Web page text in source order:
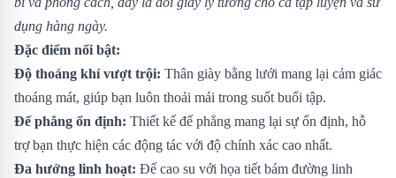
dụng hàng ngày.
Đặc điểm nổi bật:
Độ thoáng khí vượt trội: Thân giày bằng lưới mang lại cảm giác
thoáng mát, giúp bạn luôn thoải mái trong suốt buổi tập.
Đế phẳng ổn định: Thiết kế đế phẳng mang lại sự ổn định, hỗ
trợ bạn thực hiện các động tác với độ chính xác cao nhất.
Đa hướng linh hoạt: Đế cao su với họa tiết bám đường linh